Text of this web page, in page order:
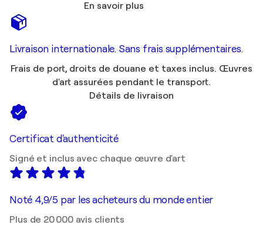
En savoir plus
Livraison internationale. Sans frais supplémentaires.
Frais de port, droits de douane et taxes inclus. Œuvres
d'art assurées pendant le transport.
Détails de livraison
Certificat d'authenticité
Signé et inclus avec chaque œuvre d'art
Noté 4,9/5 par les acheteurs du monde entier
Plus de 20 000 avis clients